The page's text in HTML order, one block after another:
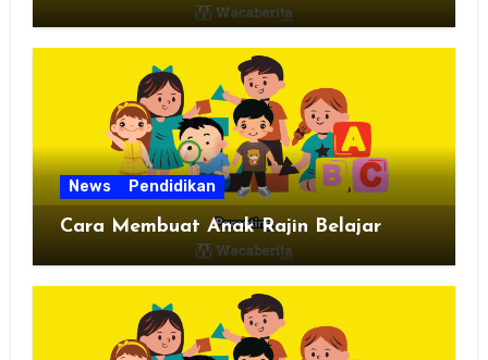
News Pendidikan
Cara Membuat Anak Rajin Belajar